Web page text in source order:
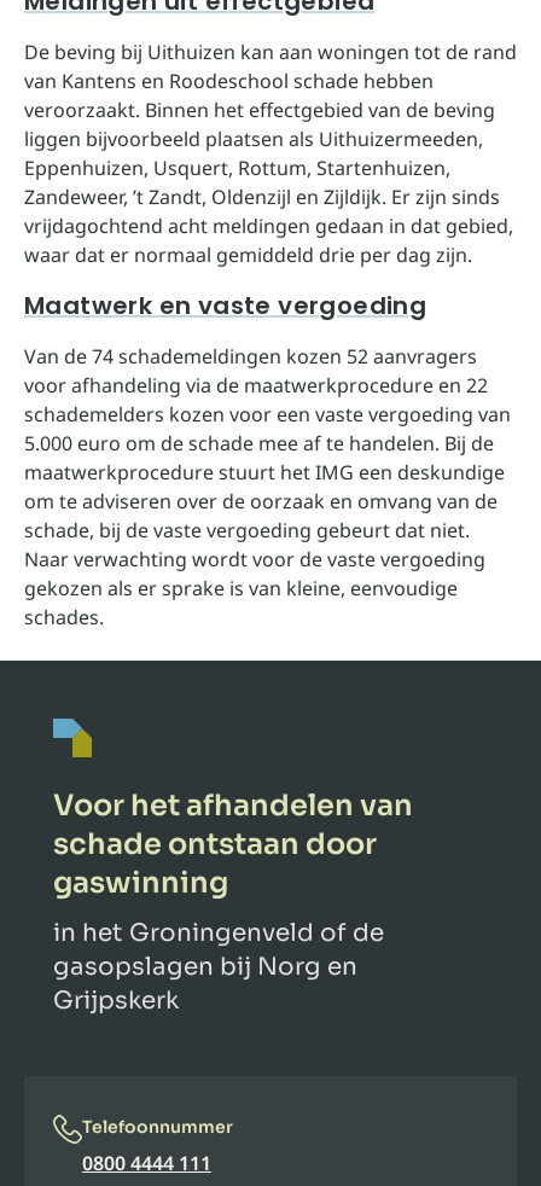
De beving bij Uithuizen kan aan woningen tot de rand
van Kantens en Roodeschool schade hebben
veroorzaakt. Binnen het effectgebied van de beving
liggen bijvoorbeeld plaatsen als Uithuizermeeden,
Eppenhuizen, Usquert, Rottum, Startenhuizen,
Zandeweer, ’t Zandt, Oldenzijl en Zijldijk. Er zijn sinds
vrijdagochtend acht meldingen gedaan in dat gebied,
waar dat er normaal gemiddeld drie per dag zijn.
Maatwerk en vaste vergoeding
Van de 74 schademeldingen kozen 52 aanvragers
voor afhandeling via de maatwerkprocedure en 22
schademelders kozen voor een vaste vergoeding van
5.000 euro om de schade mee af te handelen. Bij de
maatwerkprocedure stuurt het IMG een deskundige
om te adviseren over de oorzaak en omvang van de
schade, bij de vaste vergoeding gebeurt dat niet.
Naar verwachting wordt voor de vaste vergoeding
gekozen als er sprake is van kleine, eenvoudige
schades.
Voor het afhandelen van
schade ontstaan door
gaswinning
in het Groningenveld of de
gasopslagen bij Norg en
Grijpskerk
Telefoonnummer
0800 4444 111